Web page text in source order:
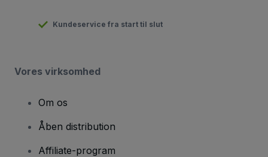
Kundeservice fra start til slut
Vores virksomhed
Om os
Åben distribution
Affiliate-program